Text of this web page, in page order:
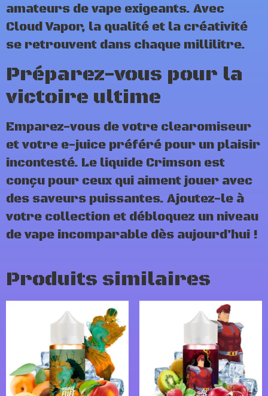
amateurs de vape exigeants. Avec
Cloud Vapor, la qualité et la créativité
se retrouvent dans chaque millilitre.
Préparez-vous pour la
victoire ultime
Emparez-vous de votre clearomiseur
et votre e-juice préféré pour un plaisir
incontesté. Le liquide Crimson est
conçu pour ceux qui aiment jouer avec
des saveurs puissantes. Ajoutez-le à
votre collection et débloquez un niveau
de vape incomparable dès aujourd’hui !
Produits similaires